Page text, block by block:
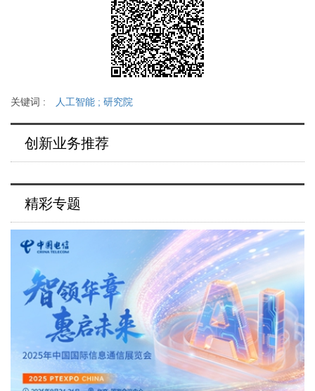
关键词 : 人工智能 ; 研究院
创新业务推荐
精彩专题